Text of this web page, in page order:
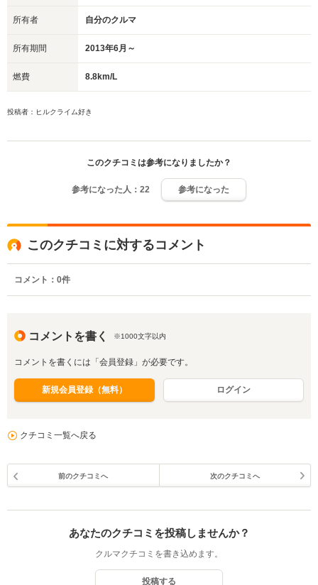
所有者 自分のクルマ
所有期間 2013年6月～
燃費 8.8km/L
投稿者：ヒルクライム好き
このクチコミは参考になりましたか？
参考になった人： 22 参考になった
このクチコミに対するコメント
コメント： 0件
コメントを書く ※1000文字以内
コメントを書くには「会員登録」が必要です。
新規会員登録（無料） ログイン
クチコミ一覧へ戻る
前のクチコミへ 次のクチコミへ
あなたのクチコミを投稿しませんか？
クルマクチコミを書き込めます。
投稿する